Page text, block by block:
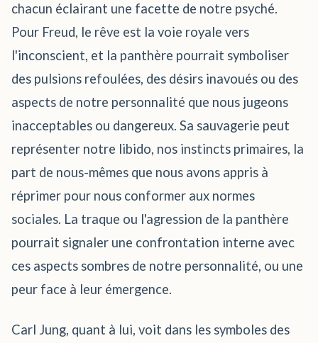
chacun éclairant une facette de notre psyché.
Pour Freud, le rêve est la voie royale vers
l'inconscient, et la panthère pourrait symboliser
des pulsions refoulées, des désirs inavoués ou des
aspects de notre personnalité que nous jugeons
inacceptables ou dangereux. Sa sauvagerie peut
représenter notre libido, nos instincts primaires, la
part de nous-mêmes que nous avons appris à
réprimer pour nous conformer aux normes
sociales. La traque ou l'agression de la panthère
pourrait signaler une confrontation interne avec
ces aspects sombres de notre personnalité, ou une
peur face à leur émergence.
Carl Jung, quant à lui, voit dans les symboles des